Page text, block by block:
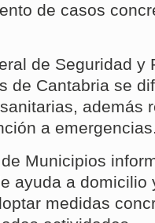
de casos
de Seguridad y
de Cantabria se
además
a
Municipios
ayuda a domicilio
medidas